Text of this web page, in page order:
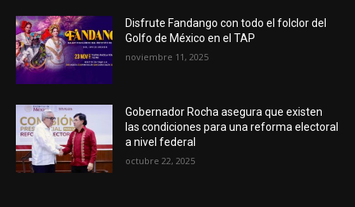
Disfrute Fandango con todo el folclor del
Golfo de México en el TAP
noviembre 11, 2025
Gobernador Rocha asegura que existen
las condiciones para una reforma electoral
a nivel federal
octubre 22, 2025